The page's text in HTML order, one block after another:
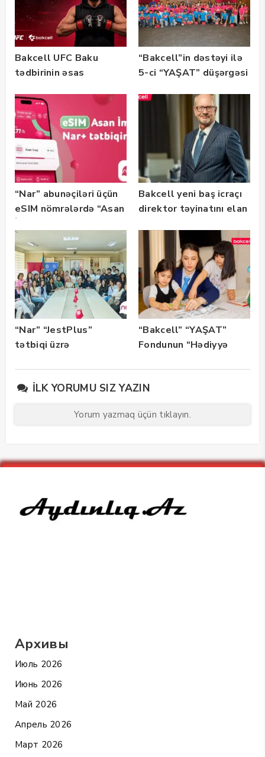
Bakcell UFC Baku
tədbirinin əsas
“Bakcell”in dəstəyi ilə
5-ci “YAŞAT” düşərgəsi
“Nar” abunəçiləri üçün
eSIM nömrələrdə “Asan
istifadəyə verildi
Bakcell yeni baş icraçı
direktor təyinatını elan
“Nar” “JestPlus”
tətbiqi üzrə
“Bakcell” “YAŞAT”
Fondunun “Hədiyyə
İLK YORUMU SIZ YAZIN
Yorum yazmaq üçün tıklayın.
Архивы
Июль 2026
Июнь 2026
Май 2026
Апрель 2026
Март 2026